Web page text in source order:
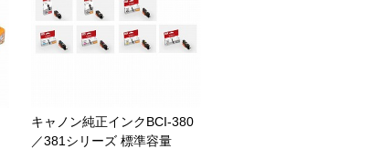
キャノン純正インクBCI-380
／381シリーズ 標準容量